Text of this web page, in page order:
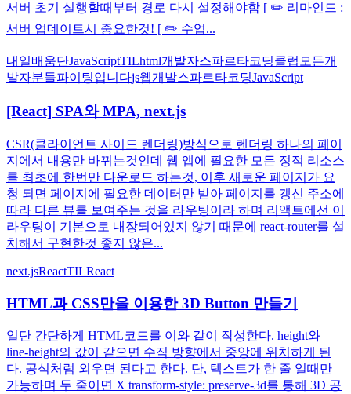
서버 초기 실행할때부터 경로 다시 설정해야함 [ ✏️ 리마인드 :
서버 업데이트시 중요한것! [ ✏️ 수업...
내일배움단JavaScriptTILhtml개발자스파르타코딩클럽 모든개
발자분들파이팅입니다js웹개발스파르타코딩JavaScript
[React] SPA와 MPA, next.js
CSR(클라이언트 사이드 렌더링)방식으로 렌더링 하나의 페이
지에서 내용만 바뀌는것인데 웹 앱에 필요한 모든 정적 리소스
를 최초에 한번만 다운로드 하는것, 이후 새로운 페이지가 요
청 되면 페이지에 필요한 데이터만 받아 페이지를 갱신 주소에
따라 다른 뷰를 보여주는 것을 라우팅이라 하며 리액트에선 이
라우팅이 기본으로 내장되어있지 않기 때문에 react-router를 설
치해서 구현한것 좋지 않은...
next.jsReactTILReact
HTML과 CSS만을 이용한 3D Button 만들기
일단 간단하게 HTML코드를 이와 같이 작성한다. height와
line-height의 값이 같으면 수직 방향에서 중앙에 위치하게 된
다. 공식처럼 외우면 된다고 한다. 단, 텍스트가 한 줄 일때만
가능하며 두 줄이면 X transform-style: preserve-3d를 통해 3D 공